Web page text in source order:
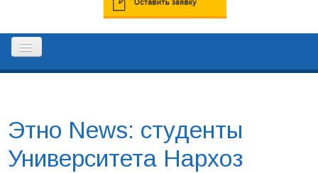
РЕЕСТР ПРОФЕССИОНАЛЬНЫХ
МЕДИАТОРОВ
Этно News: студенты
Университета Нархоз